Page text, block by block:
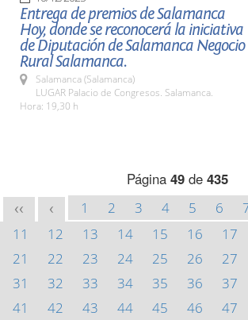
Entrega de premios de Salamanca
Hoy, donde se reconocerá la iniciativa
de Diputación de Salamanca Negocio
Rural Salamanca.
Salamanca (Salamanca)
LUGAR Palacio de Congresos. Salamanca.
Hora: 19,30 h
Página 49 de 435
<< < 1 2 3 4 5 6
11
12 13 14 15 16 17
21
22 23 24 25 26 27
31
32 33 34 35 36 37
41
42 43 44 45 46 47